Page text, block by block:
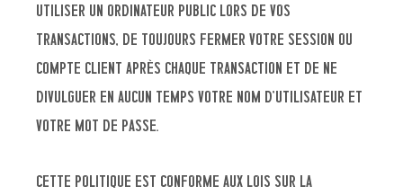
utiliser un ordinateur public lors de vos
transactions, de toujours fermer votre session ou
compte client après chaque transaction et de ne
divulguer en aucun temps votre nom d’utilisateur et
votre mot de passe.
Cette politique est conforme aux lois sur la